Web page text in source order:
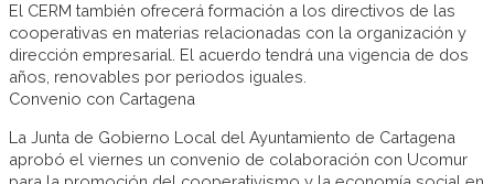
El CERM también ofrecerá formación a los directivos de las
cooperativas en materias relacionadas con la organización y
dirección empresarial. El acuerdo tendrá una vigencia de dos
años, renovables por periodos iguales.
Convenio con Cartagena
La Junta de Gobierno Local del Ayuntamiento de Cartagena
aprobó el viernes un convenio de colaboración con Ucomur